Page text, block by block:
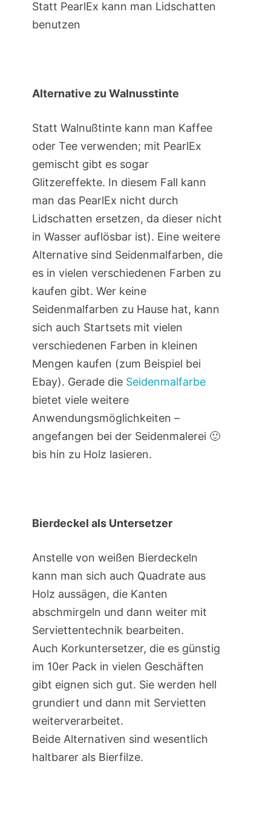
Statt PearlEx kann man Lidschatten
benutzen
Alternative zu Walnusstinte
Statt Walnußtinte kann man Kaffee
oder Tee verwenden; mit PearlEx
gemischt gibt es sogar
Glitzereffekte. In diesem Fall kann
man das PearlEx nicht durch
Lidschatten ersetzen, da dieser nicht
in Wasser auflösbar ist). Eine weitere
Alternative sind Seidenmalfarben, die
es in vielen verschiedenen Farben zu
kaufen gibt. Wer keine
Seidenmalfarben zu Hause hat, kann
sich auch Startsets mit vielen
verschiedenen Farben in kleinen
Mengen kaufen (zum Beispiel bei
Ebay). Gerade die Seidenmalfarbe
bietet viele weitere
Anwendungsmöglichkeiten –
angefangen bei der Seidenmalerei 🙂
bis hin zu Holz lasieren.
Bierdeckel als Untersetzer
Anstelle von weißen Bierdeckeln
kann man sich auch Quadrate aus
Holz aussägen, die Kanten
abschmirgeln und dann weiter mit
Serviettentechnik bearbeiten.
Auch Korkuntersetzer, die es günstig
im 10er Pack in vielen Geschäften
gibt eignen sich gut. Sie werden hell
grundiert und dann mit Servietten
weiterverarbeitet.
Beide Alternativen sind wesentlich
haltbarer als Bierfilze.